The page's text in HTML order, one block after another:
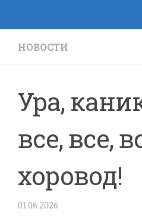
НОВОСТИ
Ура,
все, все,
хоровод!
01.06.2026